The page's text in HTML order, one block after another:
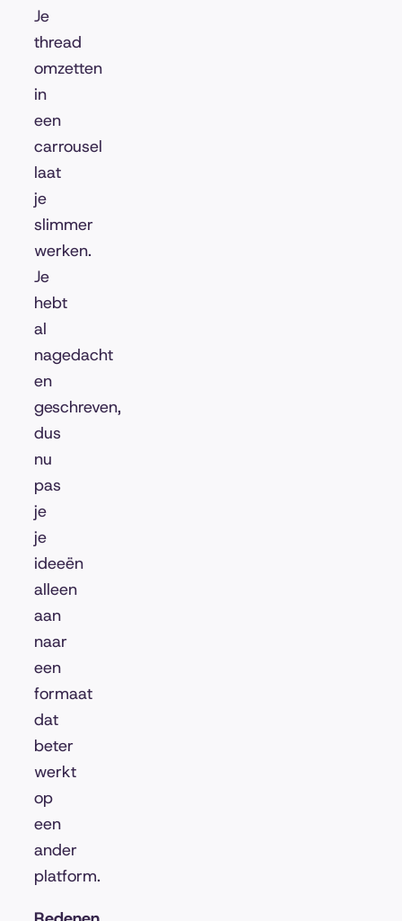
Je
thread
omzetten
in
een
carrousel
laat
je
slimmer
werken.
Je
hebt
al
nagedacht
en
geschreven,
dus
nu
pas
je
je
ideeën
alleen
aan
naar
een
formaat
dat
beter
werkt
op
een
ander
platform.